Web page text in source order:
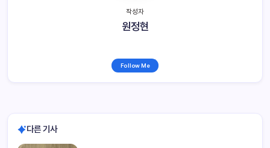
작성자
원정현
Follow Me
다른 기사